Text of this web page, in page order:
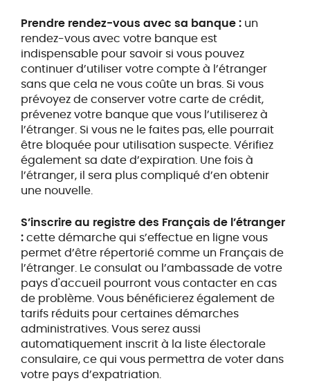
Prendre rendez-vous avec sa banque :un
rendez-vous avec votre banque est
indispensable pour savoir si vous pouvez
continuer d’utiliser votre compte à l’étranger
sans que cela ne vous coûte un bras. Si vous
prévoyez de conserver votre carte de crédit,
prévenez votre banque que vous l’utiliserez à
l’étranger. Si vous ne le faites pas, elle pourrait
être bloquée pour utilisation suspecte. Vérifiez
également sa date d’expiration. Une fois à
l’étranger, il sera plus compliqué d’en obtenir
une nouvelle.
S’inscrire au registre des Français de l’étranger
:cette démarche qui s’effectue en ligne vous
permet d’être répertorié comme un Français de
l’étranger. Le consulat ou l’ambassade de votre
pays d'accueil pourront vous contacter en cas
de problème. Vous bénéficierez également de
tarifs réduits pour certaines démarches
administratives. Vous serez aussi
automatiquement inscrit à la liste électorale
consulaire, ce qui vous permettra de voter dans
votre pays d’expatriation.